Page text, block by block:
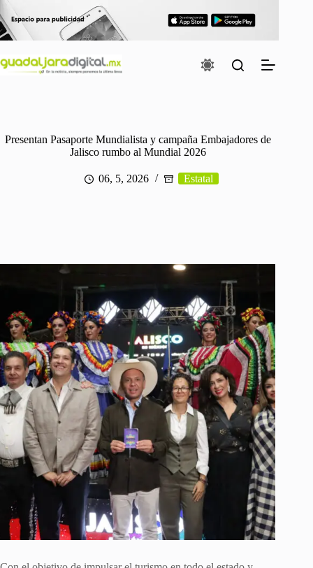
al
contenido
Presentan Pasaporte Mundialista y campaña Embajadores de
Jalisco rumbo al Mundial 2026
06, 5, 2026 Estatal